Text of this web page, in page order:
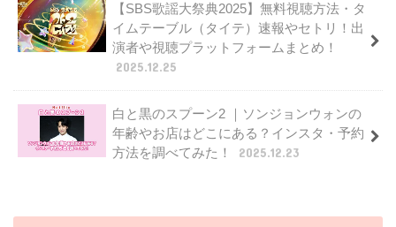
【SBS歌謡大祭典2025】無料視聴方法・タ
イムテーブル（タイテ）速報やセトリ！出
演者や視聴プラットフォームまとめ！
2025.12.25
白と黒のスプーン2 ｜ソンジョンウォンの
年齢やお店はどこにある？インスタ・予約
方法を調べてみた！
2025.12.23